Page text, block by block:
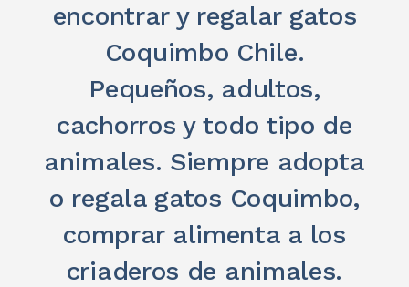
encontrar y regalar gatos
Coquimbo Chile.
Pequeños, adultos,
cachorros y todo tipo de
animales. Siempre adopta
o regala gatos Coquimbo,
comprar alimenta a los
criaderos de animales.